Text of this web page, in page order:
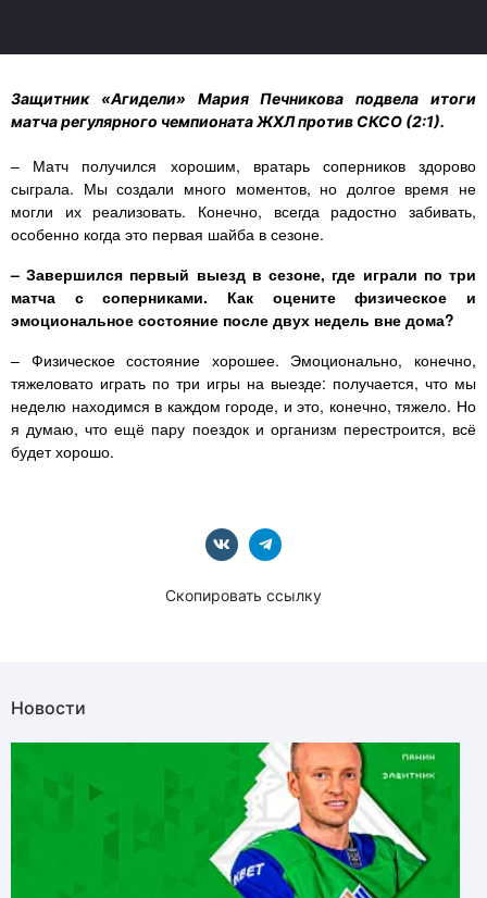
Защитник «Агидели» Мария Печникова подвела итоги
матча регулярного чемпионата ЖХЛ против СКСО (2:1).
– Матч получился хорошим, вратарь соперников здорово
сыграла. Мы создали много моментов, но долгое время не
могли их реализовать. Конечно, всегда радостно забивать,
особенно когда это первая шайба в сезоне.
– Завершился первый выезд в сезоне, где играли по три
матча с соперниками. Как оцените физическое и
эмоциональное состояние после двух недель вне дома?
– Физическое состояние хорошее. Эмоционально, конечно,
тяжеловато играть по три игры на выезде: получается, что мы
неделю находимся в каждом городе, и это, конечно, тяжело. Но
я думаю, что ещё пару поездок и организм перестроится, всё
будет хорошо.
Скопировать ссылку
Новости